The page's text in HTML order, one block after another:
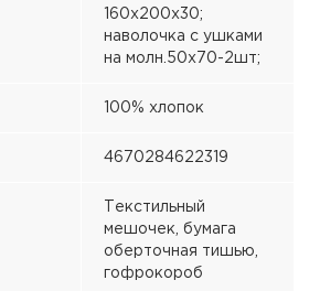
160х200х30;
наволочка с ушками
на молн.50х70-2шт;
100% хлопок
4670284622319
Текстильный
мешочек, бумага
оберточная тишью,
гофрокороб